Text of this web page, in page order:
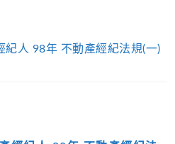
紀人 98年 不動產經紀法規(一)